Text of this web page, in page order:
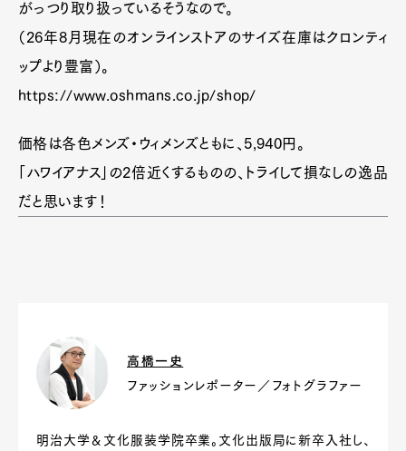
がっつり取り扱っているそうなので。
（26年8月現在のオンラインストアのサイズ在庫はクロンティ
ップより豊富）。
https://www.oshmans.co.jp/shop/
価格は各色メンズ・ウィメンズともに、5,940円。
「ハワイアナス」の2倍近くするものの、トライして損なしの逸品
だと思います！
高橋一史
ファッションレポーター／フォトグラファー
明治大学＆文化服装学院卒業。文化出版局に新卒入社し、